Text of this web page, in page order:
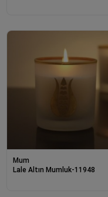
Mum
Lale Altın Mumluk-11948